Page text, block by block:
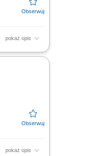
pokaż opis
pokaż opis